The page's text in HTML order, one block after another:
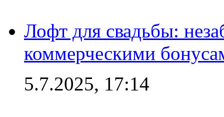
Лофт для свадьбы:
коммерческими
5.7.2025, 17:14